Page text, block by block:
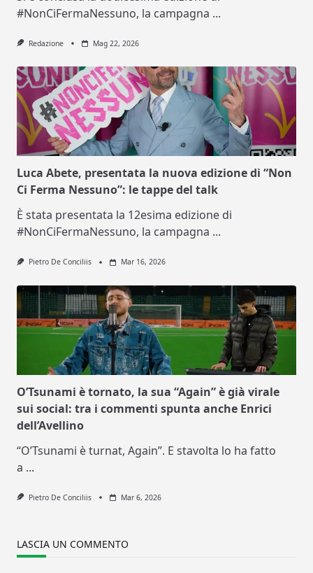
#NonCiFermaNessuno, la campagna ...
Redazione Mag 22, 2026
Luca Abete, presentata la nuova edizione di “Non
Ci Ferma Nessuno”: le tappe del talk
È stata presentata la 12esima edizione di
#NonCiFermaNessuno, la campagna ...
Pietro De Conciliis Mar 16, 2026
O’Tsunami è tornato, la sua “Again” è già virale
sui social: tra i commenti spunta anche Enrici
dell’Avellino
“O’Tsunami è turnat, Again”. E stavolta lo ha fatto
a ...
Pietro De Conciliis Mar 6, 2026
LASCIA UN COMMENTO